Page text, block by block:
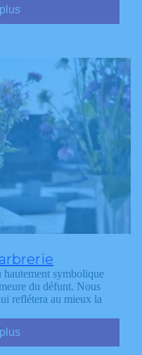
symbolique
du défunt. Nous
reflétera au mieux la